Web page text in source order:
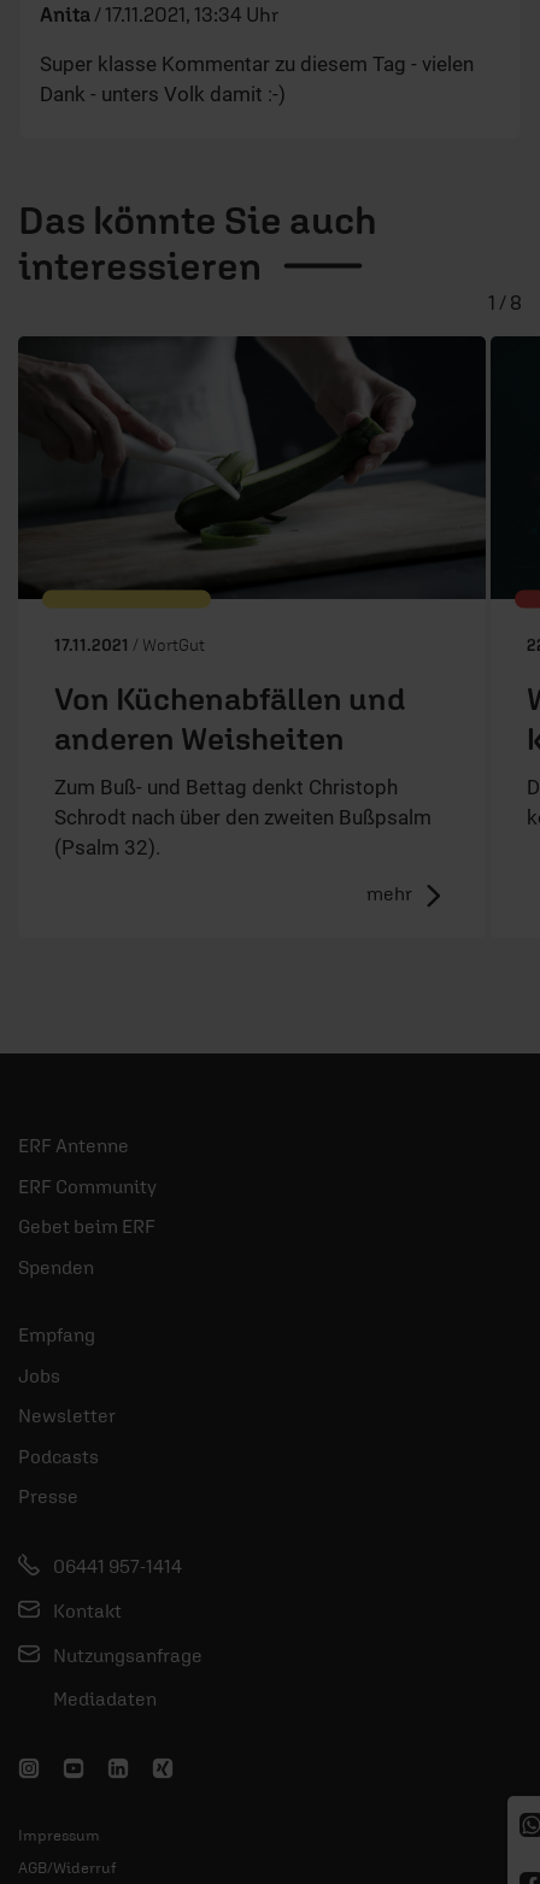
Anita / 17.11.2021, 13:34 Uhr
Super klasse Kommentar zu diesem Tag - vielen
Dank - unters Volk damit :-)
Das könnte Sie auch
interessieren
17.11.2021 / WortGut
Von Küchenabfällen und
anderen Weisheiten
Zum Buß- und Bettag denkt Christoph
Schrodt nach über den zweiten Bußpsalm
(Psalm 32).
mehr
1 / 8
ERF Antenne
ERF Community
Gebet beim ERF
Spenden
Empfang
Jobs
Newsletter
Podcasts
Presse
06441 957-1414
Kontakt
Nutzungsanfrage
Mediadaten
Impressum
AGB/Widerruf